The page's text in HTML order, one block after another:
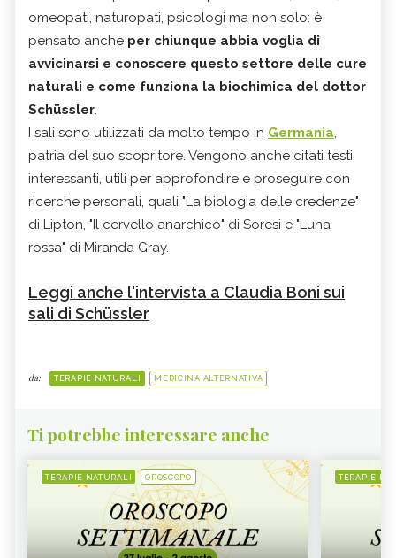
omeopati, naturopati, psicologi ma non solo: è
pensato anche per chiunque abbia voglia di
avvicinarsi e conoscere questo settore delle cure
naturali e come funziona la biochimica del dottor
Schüssler.
I sali sono utilizzati da molto tempo in Germania,
patria del suo scopritore. Vengono anche citati testi
interessanti, utili per approfondire e proseguire con
ricerche personali, quali "La biologia delle credenze"
di Lipton, "Il cervello anarchico" di Soresi e "Luna
rossa" di Miranda Gray.
Leggi anche l'intervista a Claudia Boni sui
sali di Schüssler
da: TERAPIE NATURALI MEDICINA ALTERNATIVA
Ti potrebbe interessare anche
TERAPIE NATURALI OROSCOPO TERAPIE